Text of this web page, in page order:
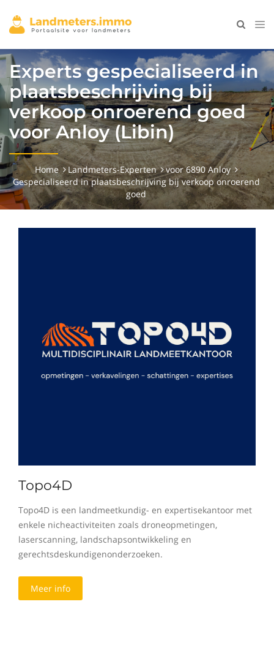
Experts gespecialiseerd in
plaatsbeschrijving bij
verkoop onroerend goed
voor Anloy (Libin)
Home Landmeters-Experten
voor 6890 Anloy
Gespecialiseerd in plaatsbeschrijving bij verkoop onroerend
goed
Topo4D
Topo4D is een landmeetkundig- en expertisekantoor met
enkele nicheactiviteiten zoals droneopmetingen,
laserscanning, landschapsontwikkeling en
gerechtsdeskundigenonderzoeken.
Meer info